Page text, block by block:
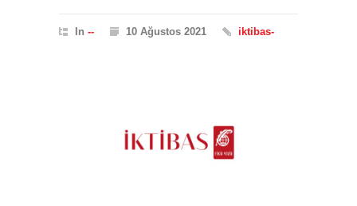
In -- 10 Ağustos 2021 iktibas-